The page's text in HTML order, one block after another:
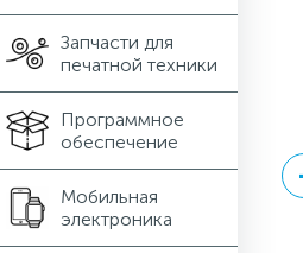
Запчасти для
печатной техники
Программное
обеспечение
Мобильная
электроника